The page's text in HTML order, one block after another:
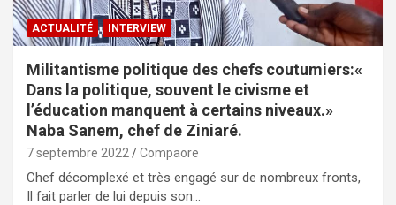
ACTUALITÉ INTERVIEW
Militantisme politique des chefs coutumiers:«
Dans la politique, souvent le civisme et
l’éducation manquent à certains niveaux.»
Naba Sanem, chef de Ziniaré.
7 septembre 2022 Compaore
Chef décomplexé et très engagé sur de nombreux fronts,
Il fait parler de lui depuis son…